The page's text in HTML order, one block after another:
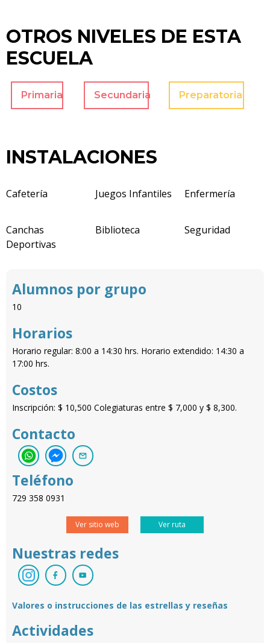
OTROS NIVELES DE ESTA
ESCUELA
Primaria Secundaria Preparatoria
INSTALACIONES
Cafetería Juegos Infantiles Enfermería
Canchas
Deportivas
Biblioteca Seguridad
Alumnos por grupo
10
Horarios
Horario regular: 8:00 a 14:30 hrs. Horario extendido: 14:30 a
17:00 hrs.
Costos
Inscripción: $ 10,500 Colegiaturas entre $ 7,000 y $ 8,300.
Contacto
Teléfono
729 358 0931
Ver sitio web Ver ruta
Nuestras redes
Valores o instrucciones de las estrellas y reseñas
Actividades